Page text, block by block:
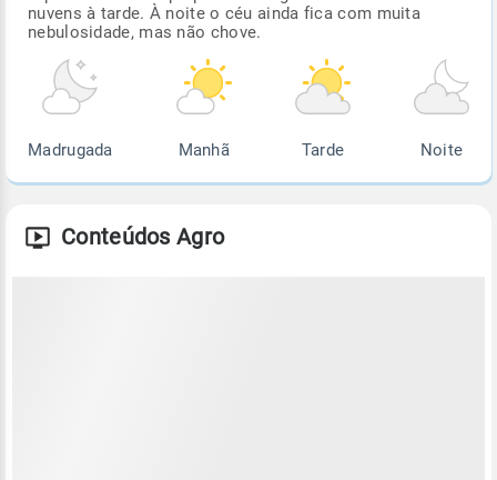
nuvens à tarde. À noite o céu ainda fica com muita
nebulosidade, mas não chove.
Madrugada Manhã Tarde Noite
Conteúdos Agro